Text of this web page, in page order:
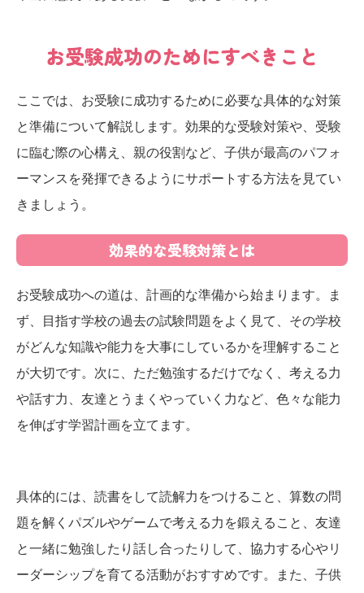
お受験成功のためにすべきこと
ここでは、お受験に成功するために必要な具体的な対策
と準備について解説します。効果的な受験対策や、受験
に臨む際の心構え、親の役割など、子供が最高のパフォ
ーマンスを発揮できるようにサポートする方法を見てい
きましょう。
効果的な受験対策とは
お受験成功への道は、計画的な準備から始まります。ま
ず、目指す学校の過去の試験問題をよく見て、その学校
がどんな知識や能力を大事にしているかを理解すること
が大切です。次に、ただ勉強するだけでなく、考える力
や話す力、友達とうまくやっていく力など、色々な能力
を伸ばす学習計画を立てます。
具体的には、読書をして読解力をつけること、算数の問
題を解くパズルやゲームで考える力を鍛えること、友達
と一緒に勉強したり話し合ったりして、協力する心やリ
ーダーシップを育てる活動がおすすめです。また、子供